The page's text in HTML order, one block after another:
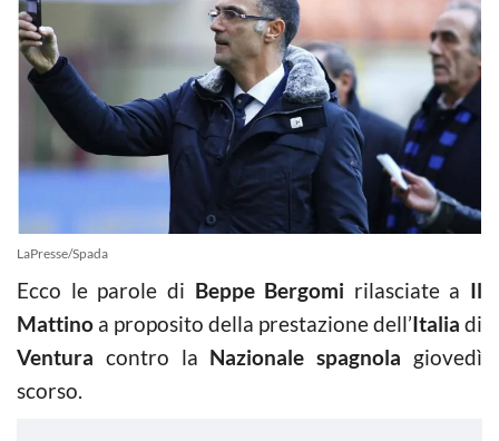
LaPresse/Spada
Ecco le parole di Beppe Bergomi rilasciate a Il
Mattino a proposito della prestazione dell’Italia di
Ventura contro la Nazionale spagnola giovedì
scorso.